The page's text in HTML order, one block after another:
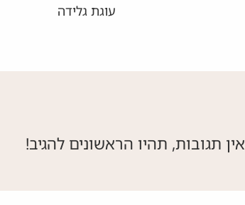
עוגת דבש עננים
אין תגובות, תהיו הראשונים להגיב!